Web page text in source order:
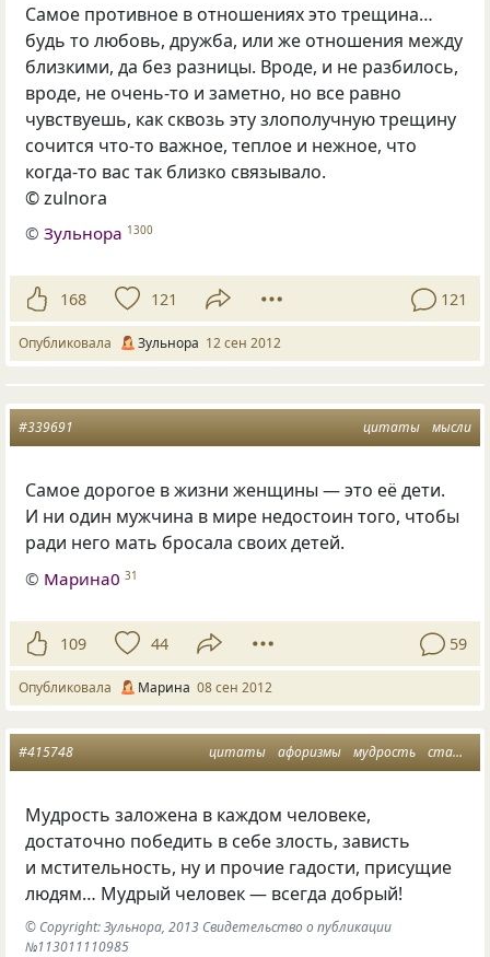
Самое противное в отношениях это трещина…
будь то любовь, дружба, или же отношения между
близкими, да без разницы. Вроде, и не разбилось,
вроде, не очень-то и заметно, но все равно
чувствуешь, как сквозь эту злополучную трещину
сочится что-то важное, теплое и нежное, что
когда-то вас так близко связывало.
© zulnora
©Зульнора 1300
168 121 121
Опубликовала Зульнора 12 сен 2012
цитаты мысли
#339691
Самое дорогое в жизни женщины — это её дети.
И ни один мужчина в мире недостоин того, чтобы
ради него мать бросала своих детей.
© Марина0 31
109 44 59
Опубликовала Марина 08 сен 2012
цитаты афоризмы мудрость статусы
#415748
Мудрость заложена в каждом человеке,
достаточно победить в себе злость, зависть
и мстительность, ну и прочие гадости, присущие
людям… Мудрый человек — всегда добрый!
© Copyright: Зульнора, 2013 Свидетельство о публикации
№113011110985